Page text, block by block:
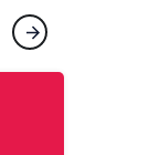
fiyatı